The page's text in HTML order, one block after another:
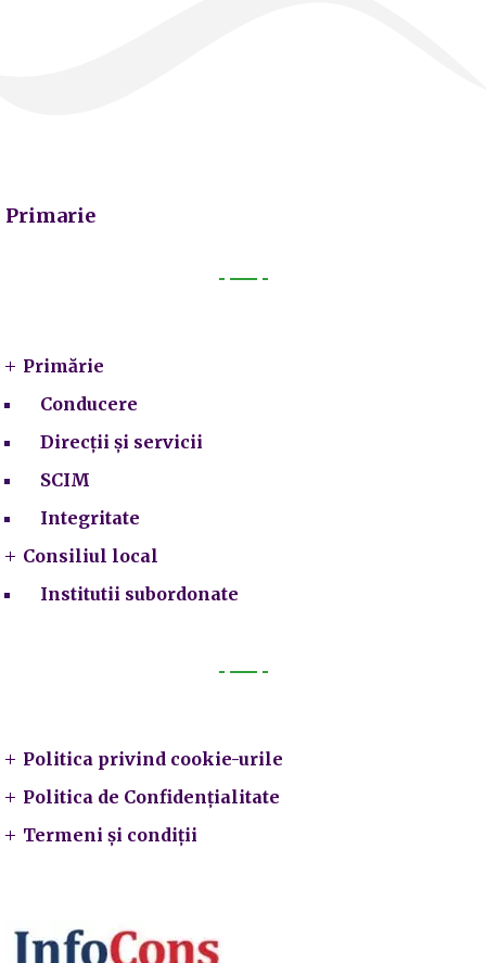
Primarie
Primărie
Conducere
Direcții și servicii
SCIM
Integritate
Consiliul local
Institutii subordonate
Politica privind cookie-urile
Politica de Confidențialitate
Termeni și condiții